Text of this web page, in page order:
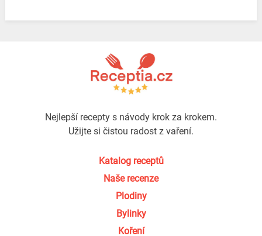
Nejlepší recepty s návody krok za krokem.
Užijte si čistou radost z vaření.
Katalog receptů
Naše recenze
Plodiny
Bylinky
Koření